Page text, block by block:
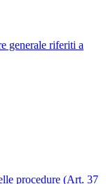
generale riferiti a
procedure (Art. 37